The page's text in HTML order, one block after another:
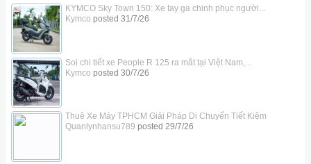
KYMCO Sky Town 150: Xe tay ga chinh phục người...
Kymco posted 31/7/26
Soi chi tiết xe People R 125 ra mắt tại Việt Nam,...
Kymco posted 30/7/26
Thuê Xe Máy TPHCM Giải Pháp Di Chuyển Tiết Kiệm
Quanlynhansu789 posted 29/7/26